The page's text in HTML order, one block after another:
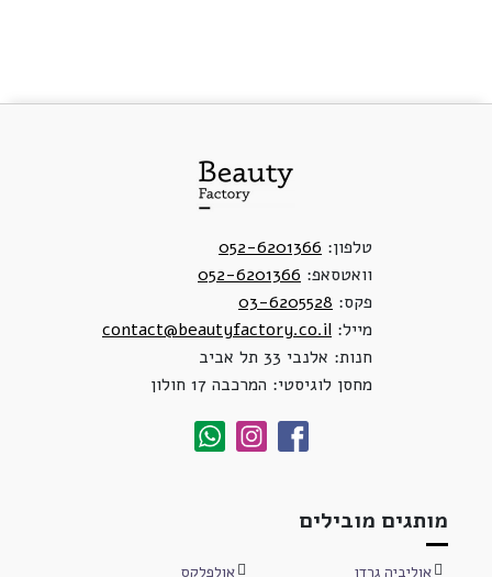
טלפון: 052-6201366
וואטסאפ: 052-6201366
פקס: 03-6205528
מייל: contact@beautyfactory.co.il
חנות: אלנבי 33 תל אביב
מחסן לוגיסטי: המרכבה 17 חולון
מותגים מובילים
אוליביה גרדן
אולפלקס